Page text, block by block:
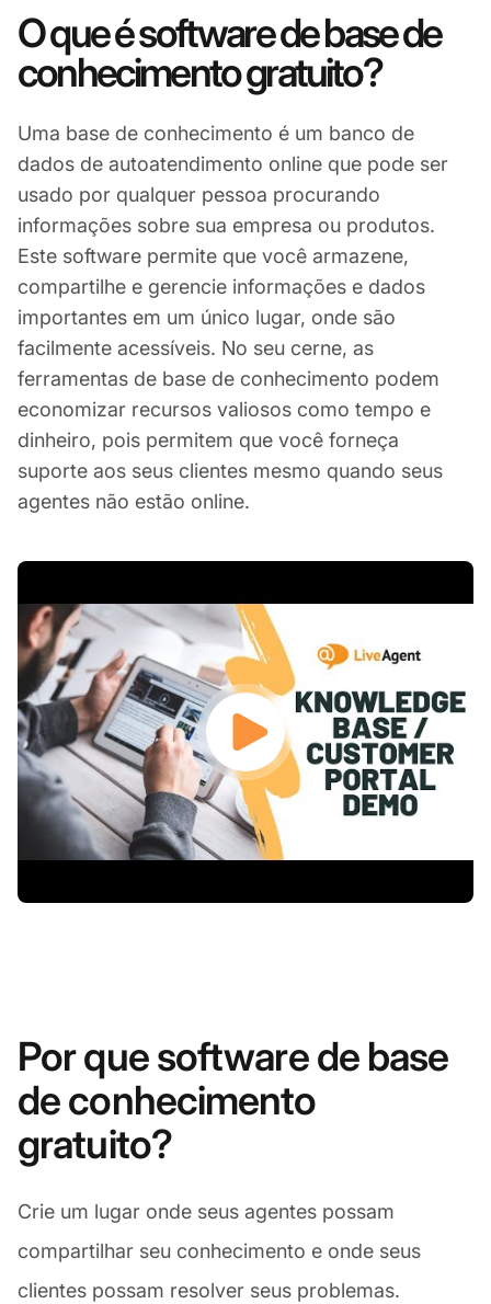
O que é software de base de
conhecimento gratuito?
Uma base de conhecimento é um banco de
dados de autoatendimento online que pode ser
usado por qualquer pessoa procurando
informações sobre sua empresa ou produtos.
Este software permite que você armazene,
compartilhe e gerencie informações e dados
importantes em um único lugar, onde são
facilmente acessíveis. No seu cerne, as
ferramentas de base de conhecimento podem
economizar recursos valiosos como tempo e
dinheiro, pois permitem que você forneça
suporte aos seus clientes mesmo quando seus
agentes não estão online.
Por que software de base
de conhecimento
gratuito?
Crie um lugar onde seus agentes possam
compartilhar seu conhecimento e onde seus
clientes possam resolver seus problemas.